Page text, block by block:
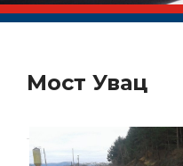
Мост Увац